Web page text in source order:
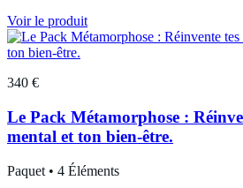
Voir le produit
340 €
Le Pack Métamorphose :
mental et ton bien-être.
Paquet • 4 Éléments